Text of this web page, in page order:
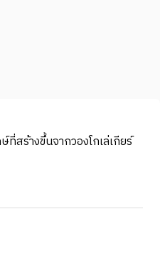
สร้างขึ้นจากวองโกเล่เกียร์